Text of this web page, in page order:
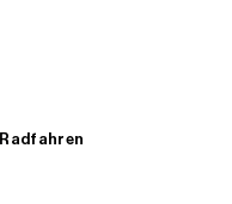
Radfahren